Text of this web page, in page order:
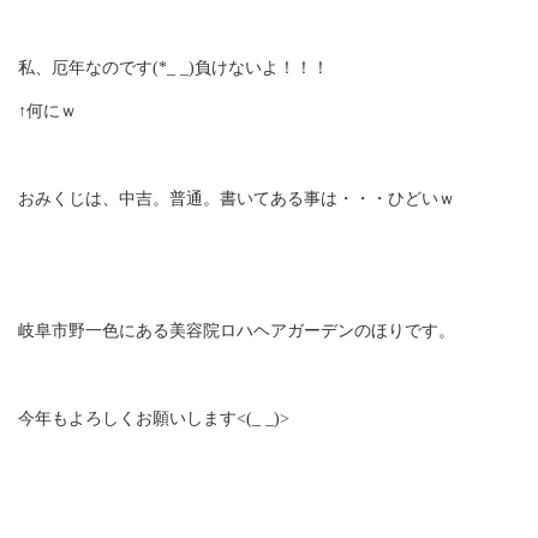
私、厄年なのです(*_ _)負けないよ！！！
↑何にｗ
おみくじは、中吉。普通。書いてある事は・・・ひどいｗ
岐阜市野一色にある美容院ロハヘアガーデンのほりです。
今年もよろしくお願いします<(_ _)>